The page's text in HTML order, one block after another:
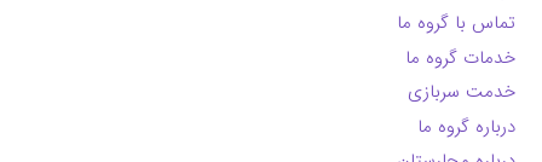
تماس با گروه ما
خدمات گروه ما
خدمت سربازی
درباره گروه ما